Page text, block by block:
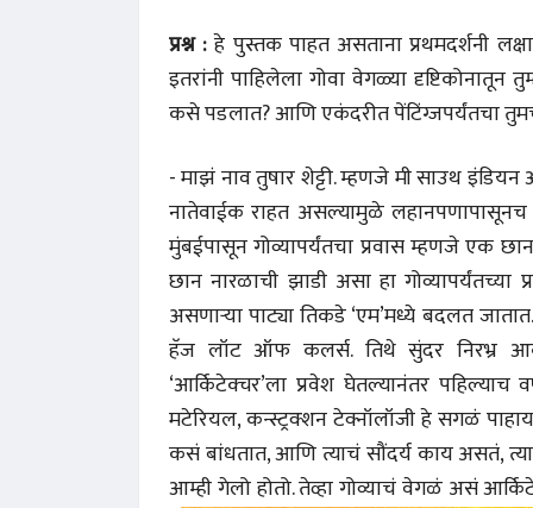
प्रश्न :हे पुस्तक पाहत असताना प्रथमदर्शनी
इतरांनी पाहिलेला गोवा वेगळ्या दृष्टिकोनातून
कसे पडलात? आणि एकंदरीत पेंटिंग्जपर्यंतचा
- माझं नाव तुषार शेट्टी. म्हणजे मी साउथ
नातेवाईक राहत असल्यामुळे
मुंबईपासून गोव्यापर्यंतचा प्रवास म्हणजे एक
छान नारळाची झाडी असा हा गोव्यापर्यंतच्या
असणाऱ्या पाट्या तिकडे ‘एम’मध्ये बदलत
हॅज लॉट ऑफ कलर्स. तिथे सुंदर निरभ्र
‘आर्किटेक्चर’ला प्रवेश घेतल्यानंतर पहिल्याच
मटेरियल, कन्स्ट्रक्शन टेक्नॉलॉजी हे सगळं
कसं बांधतात, आणि त्याचं सौंदर्य काय असतं,
आम्ही गेलो होतो.तेव्हा गोव्याचं वेगळं असं